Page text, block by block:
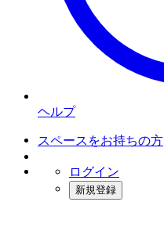
ヘルプ
スペースをお持ちの方
ログイン
新規登録